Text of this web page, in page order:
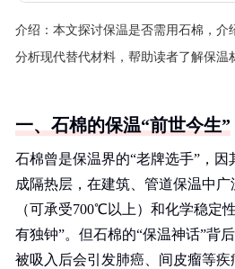
介绍： 本文探讨保温是否需用石棉，介
分析现代替代材料，帮助读者了解保温
一、石棉的保温“前世今生”
石棉曾是保温界的“老牌选手”，
成隔热层，在建筑、管道保温中
（可承受700℃以上）和化学稳定
有独钟”。但石棉的“保温神话”
被吸入后会引发肺癌、间皮瘤等疾